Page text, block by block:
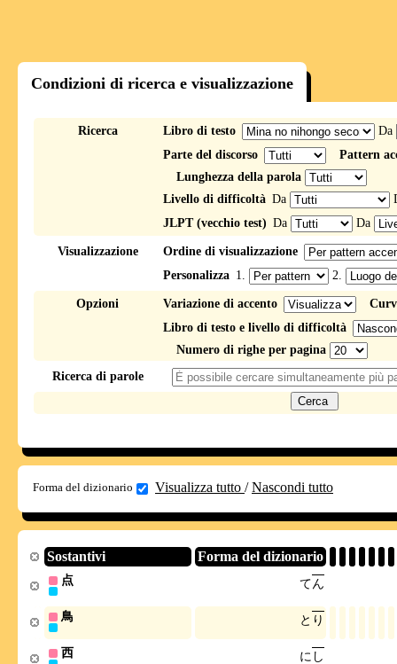
Condizioni di ricerca e visualizzazione
Ricerca Libro di testo
Da
Parte del discorso
Pattern
Lunghezza della parola
Livello di difficoltà Da
JLPT (vecchio test) Da Da
Visualizzazione
Ordine di visualizzazione
Personalizza 1. 2.
Opzioni Variazione di accento
Libro di testo e livello di difficoltà
Numero di righe per pagina
Ricerca di parole
Forma del dizionario Visualizza tutto /Nascondi tutto
Sostantivi Forma del dizionario
点 てん
鳥 と り
西 に し